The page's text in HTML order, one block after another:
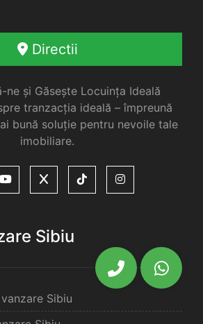
Directii
ne și Găsește Locuința Ideală
tranzacția ideală – împreună
bună soluție pentru nevoile tale
imobiliare.
Sibiu
Sibiu